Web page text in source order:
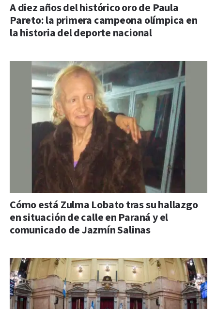
A diez años del histórico oro de Paula
Pareto: la primera campeona olímpica en
la historia del deporte nacional
Cómo está Zulma Lobato tras su hallazgo
en situación de calle en Paraná y el
comunicado de Jazmín Salinas